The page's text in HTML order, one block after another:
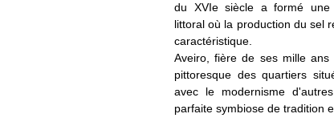
du XVIesiècle a formé une
littoral où la production du sel
caractéristique.
Aveiro, fière de ses mille
pittoresque des quartiers
avec le modernisme
parfaite symbiose de tradition